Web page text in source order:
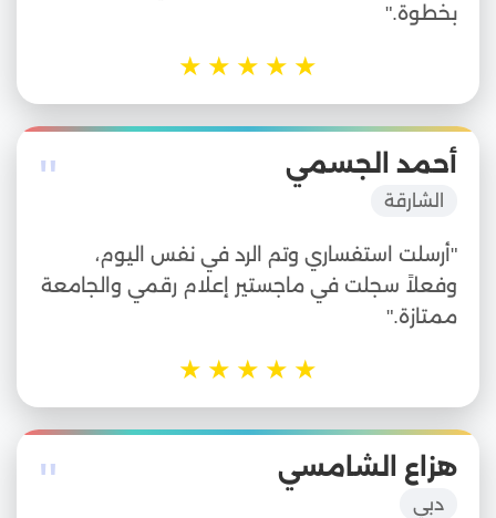
بخطوة."
★
★
★
★
★
" أحمد الجسمي
الشارقة
"أرسلت استفساري وتم الرد في نفس اليوم،
وفعلاً سجلت في ماجستير إعلام رقمي والجامعة
ممتازة."
★
★
★
★
★
" هزاع الشامسي
دبي